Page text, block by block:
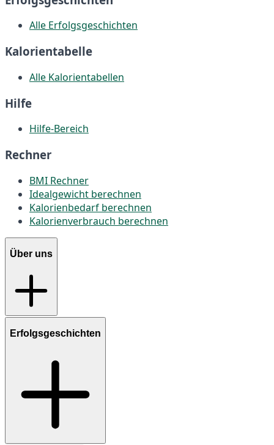
Alle Erfolgsgeschichten
Kalorientabelle
Alle Kalorientabellen
Hilfe
Hilfe-Bereich
Rechner
BMI Rechner
Idealgewicht berechnen
Kalorienbedarf berechnen
Kalorienverbrauch berechnen
Über uns
Erfolgsgeschichten